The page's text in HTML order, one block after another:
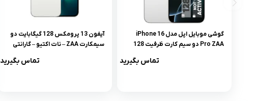
گوشی موبایل اپل مدل iPhone 16
Pro ZAA دو سیم کارت ظرفیت 128
تماس بگیرید
آیفون 13 پرومکس 128 گیگابایت دو
سیمکارت ZAA – نات اکتیو – گارانتی
تماس بگیرید